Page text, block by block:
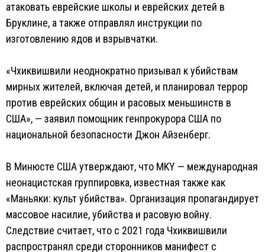
атаковать еврейские школы и еврейских детей в
Бруклине, а также отправлял инструкции по
изготовлению ядов и взрывчатки.
«Чхиквишвили неоднократно призывал к убийствам
мирных жителей, включая детей, и планировал террор
против еврейских общин и расовых меньшинств в
США», — заявил помощник генпрокурора США по
национальной безопасности Джон Айзенберг.
В Минюсте США утверждают, что MKY — международная
неонацистская группировка, известная также как
«Маньяки: культ убийства». Организация пропагандирует
массовое насилие, убийства и расовую войну.
Следствие считает, что с 2021 года Чхиквишвили
распространял среди сторонников манифест с